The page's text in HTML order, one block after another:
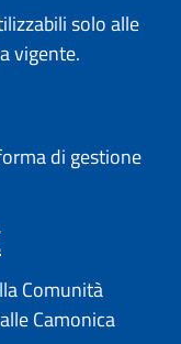
solo alle
vigente.
IN
di gestione
(APRE IN
Comunità
Camonica